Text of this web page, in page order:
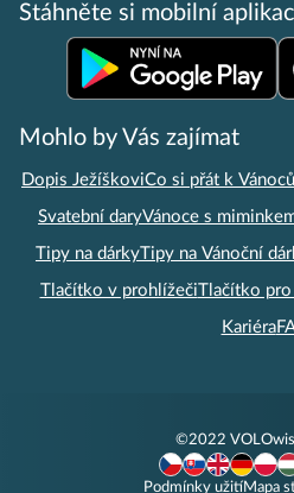
Stáhněte si mobilní
Mohlo by Vás zajímat
Dopis JežíškoviCo si přát k
Svatební daryVánoce s
Tipy na dárkyTipy na Vánoční
Tlačítko v prohlížečiTlačítko
Kariéra
©2022
Podmínky užití Mapa